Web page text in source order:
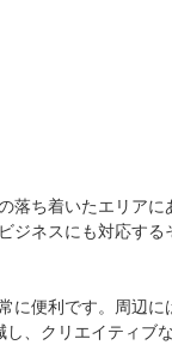
落ち着いたエリア
ネスにも対応する
に便利です。周辺
、クリエイティブ